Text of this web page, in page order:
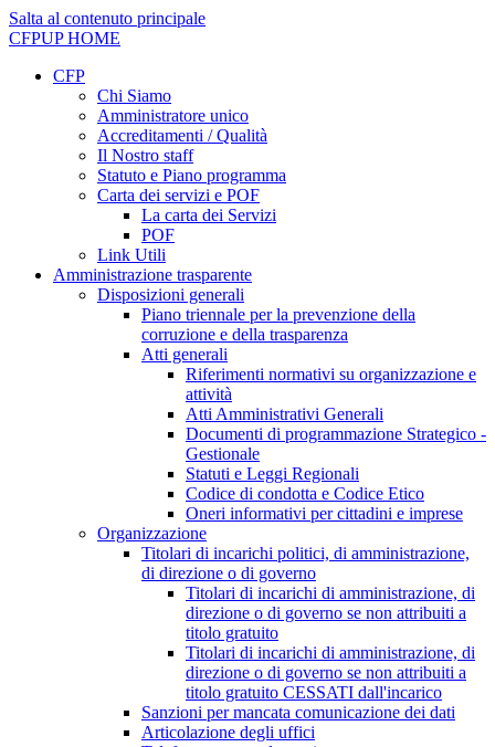
Salta al contenuto principale
CFPUPHOME
CFP
Chi Siamo
Amministratore unico
Accreditamenti / Qualità
Il Nostro staff
Statuto e Piano programma
Carta dei servizi e POF
La carta dei Servizi
POF
Link Utili
Amministrazione trasparente
Disposizioni generali
Piano triennale per la prevenzione della
corruzione e della trasparenza
Atti generali
Riferimenti normativi su organizzazione e
attività
Atti Amministrativi Generali
Documenti di programmazione Strategico -
Gestionale
Statuti e Leggi Regionali
Codice di condotta e Codice Etico
Oneri informativi per cittadini e imprese
Organizzazione
Titolari di incarichi politici, di amministrazione,
di direzione o di governo
Titolari di incarichi di amministrazione, di
direzione o di governo se non attribuiti a
titolo gratuito
Titolari di incarichi di amministrazione, di
direzione o di governo se non attribuiti a
titolo gratuito CESSATI dall'incarico
Sanzioni per mancata comunicazione dei dati
Articolazione degli uffici